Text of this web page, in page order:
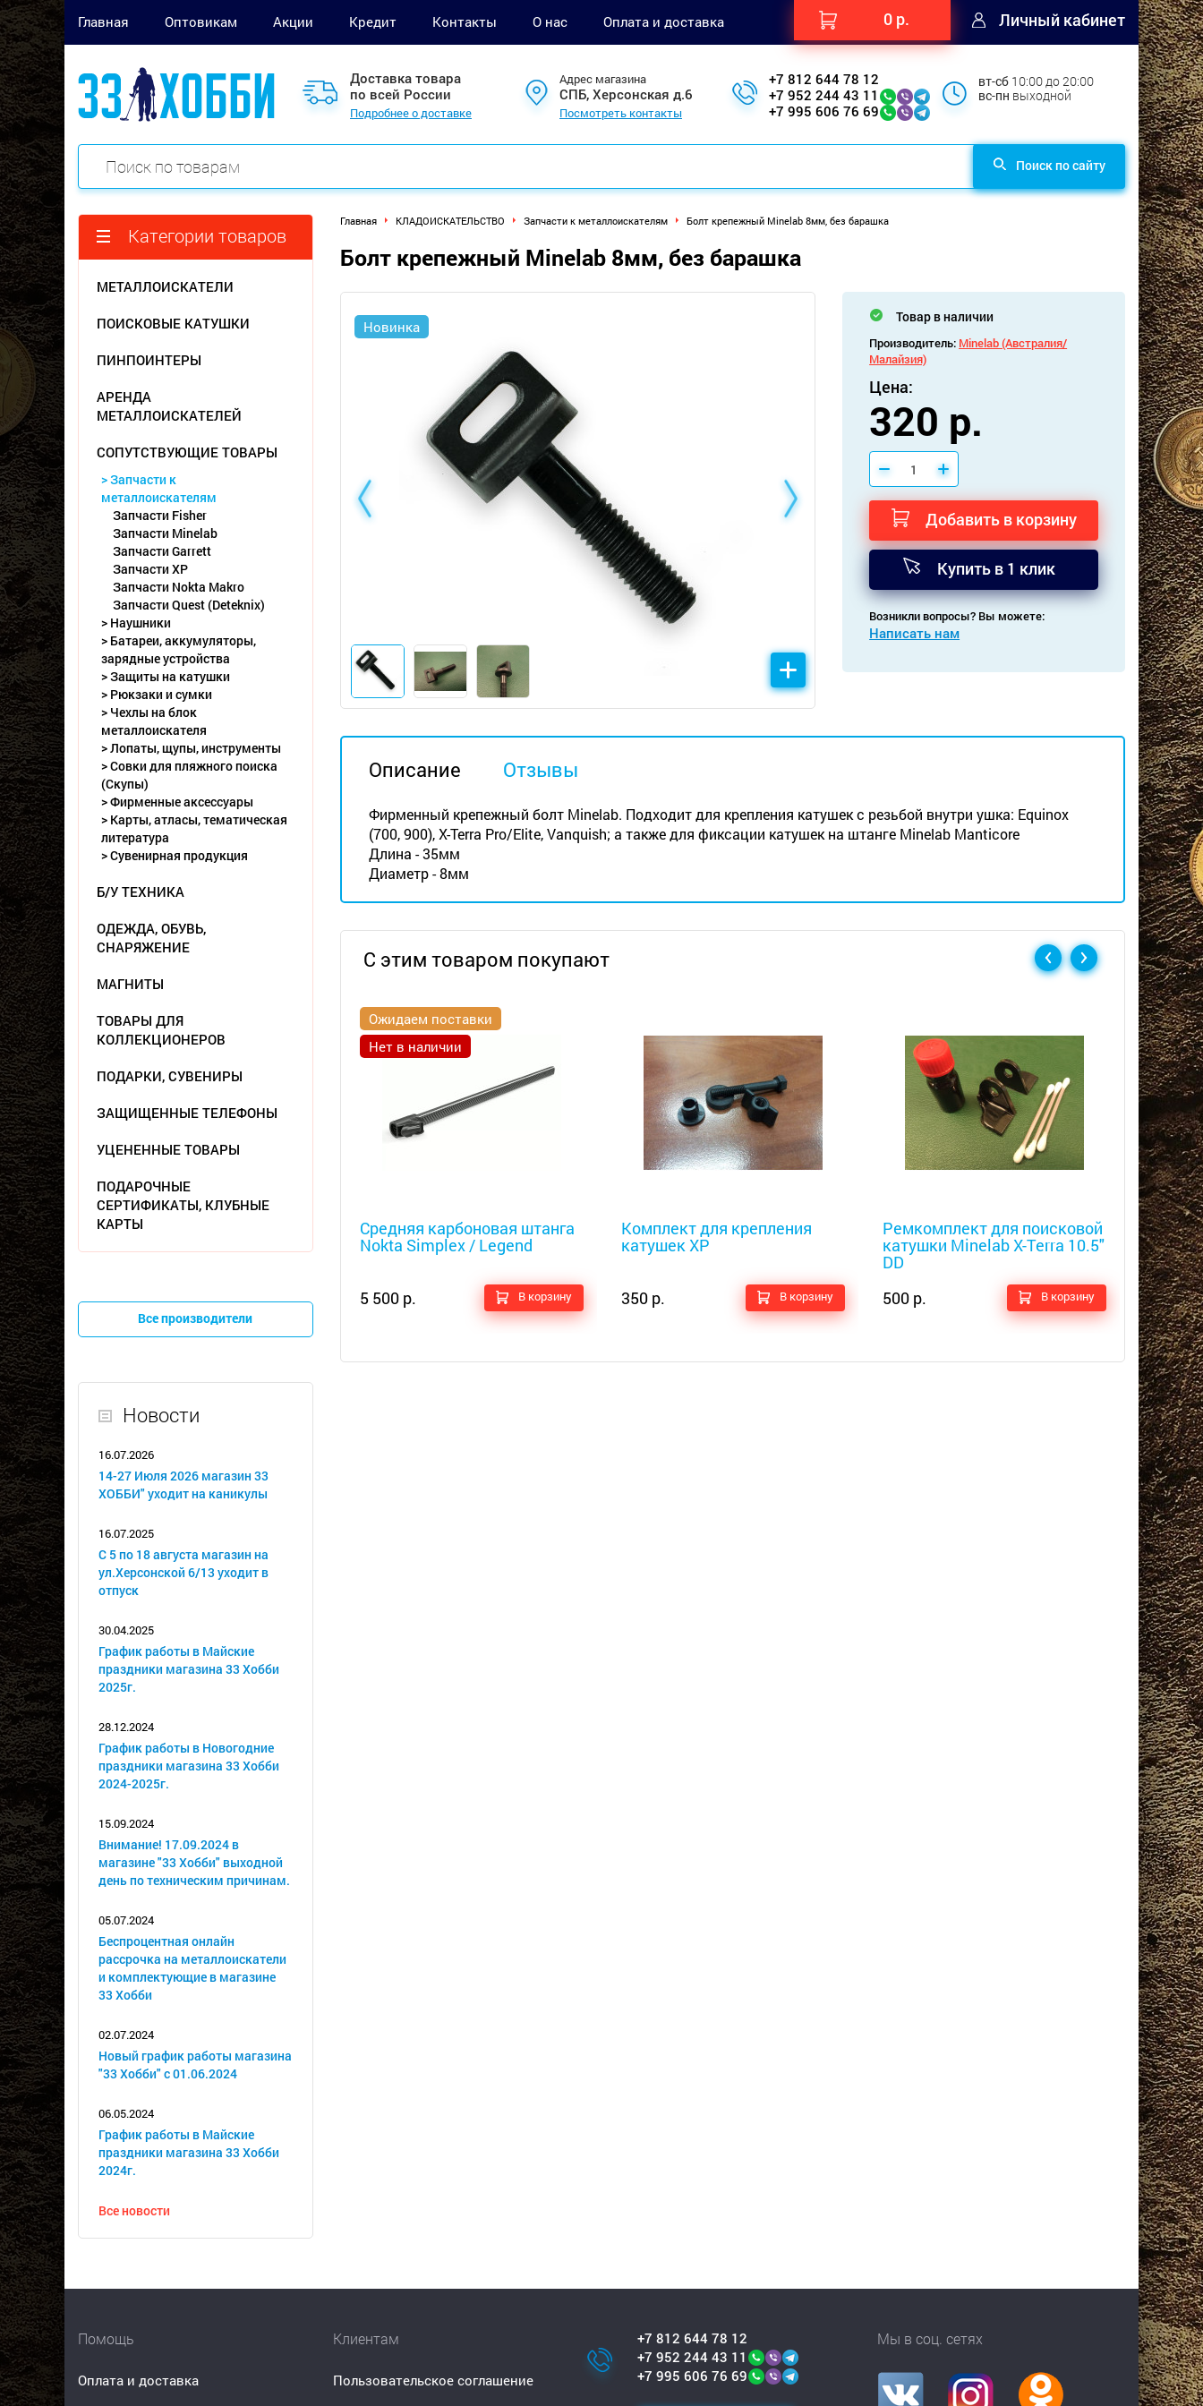
Главная Оптовикам Акции Кредит Контакты О нас Оплата и доставка 0 р. Личный кабинет
Доставка товара
по всей России
Подробнее о доставке
Адрес магазина
СПБ, Херсонская д.6
Посмотреть контакты
+7 812 644 78 12
+7 952 244 43 11
+7 995 606 76 69
вт-сб 10:00 до 20:00
вс-пн выходной
Поиск по сайту
Категории товаров
МЕТАЛЛОИСКАТЕЛИ
ПОИСКОВЫЕ КАТУШКИ
ПИНПОИНТЕРЫ
АРЕНДА
МЕТАЛЛОИСКАТЕЛЕЙ
СОПУТСТВУЮЩИЕ ТОВАРЫ
> Запчасти к
металлоискателям
Запчасти Fisher
Запчасти Minelab
Запчасти Garrett
Запчасти XP
Запчасти Nokta Makro
Запчасти Quest (Deteknix)
> Наушники
> Батареи, аккумуляторы,
зарядные устройства
> Защиты на катушки
> Рюкзаки и сумки
> Чехлы на блок
металлоискателя
> Лопаты, щупы, инструменты
> Совки для пляжного поиска
(Скупы)
> Фирменные аксессуары
> Карты, атласы, тематическая
литература
> Сувенирная продукция
Б/У ТЕХНИКА
ОДЕЖДА, ОБУВЬ,
СНАРЯЖЕНИЕ
МАГНИТЫ
ТОВАРЫ ДЛЯ
КОЛЛЕКЦИОНЕРОВ
ПОДАРКИ, СУВЕНИРЫ
ЗАЩИЩЕННЫЕ ТЕЛЕФОНЫ
УЦЕНЕННЫЕ ТОВАРЫ
ПОДАРОЧНЫЕ
СЕРТИФИКАТЫ, КЛУБНЫЕ
КАРТЫ
Все производители
Новости
16.07.2026
14-27 Июля 2026 магазин 33
ХОББИ" уходит на каникулы
16.07.2025
С 5 по 18 августа магазин на
ул.Херсонской 6/13 уходит в
отпуск
30.04.2025
График работы в Майские
праздники магазина 33 Хобби
2025г.
28.12.2024
График работы в Новогодние
праздники магазина 33 Хобби
2024-2025г.
15.09.2024
Внимание! 17.09.2024 в
магазине "33 Хобби" выходной
день по техническим причинам.
05.07.2024
Беспроцентная онлайн
рассрочка на металлоискатели
и комплектующие в магазине
33 Хобби
02.07.2024
Новый график работы магазина
"33 Хобби" с 01.06.2024
06.05.2024
График работы в Майские
праздники магазина 33 Хобби
2024г.
Все новости
Главная КЛАДОИСКАТЕЛЬСТВО Запчасти к металлоискателям Болт крепежный Minelab 8мм, без барашка
Болт крепежный Minelab 8мм, без барашка
Новинка
Товар в наличии
Производитель: Minelab (Австралия/
Малайзия)
Цена:
320 р.
Добавить в корзину
Купить в 1 клик
Возникли вопросы? Вы можете:
Написать нам
Описание Отзывы
Фирменный крепежный болт Minelab. Подходит для крепления катушек с резьбой внутри ушка: Equinox
(700, 900), X-Terra Pro/Elite, Vanquish; а также для фиксации катушек на штанге Minelab Manticore
Длина - 35мм
Диаметр - 8мм
С этим товаром покупают
Ожидаем поставки
Нет в наличии
Средняя карбоновая штанга
Nokta Simplex / Legend
5 500 р. В корзину
Комплект для крепления
катушек XP
350 р. В корзину
Ремкомплект для поисковой
катушки Minelab X-Terra 10.5"
DD
500 р.
В корзину
Скидка
Набор
Nokta-
450 р.
550 р.
Помощь
Оплата и доставка
Клиентам
Пользовательское соглашение
+7 812 644 78 12
+7 952 244 43 11
+7 995 606 76 69
Мы в соц. сетях